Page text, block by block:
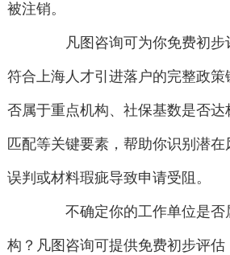
被注销。
凡图咨询可为你免费初步
符合上海人才引进落户的完整政
否属于重点机构、社保基数是否
匹配等关键要素，帮助你识别潜
误判或材料瑕疵导致申请受阻。
不确定你的工作单位是否
构？凡图咨询可提供免费初步评